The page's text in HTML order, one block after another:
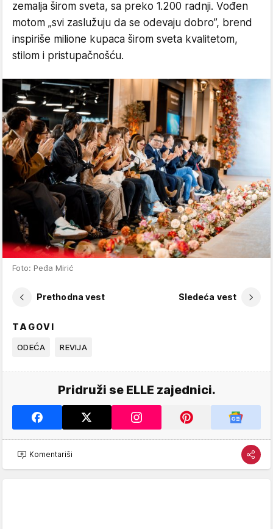
zemalja širom sveta, sa preko 1.200 radnji. Vođen
motom „svi zaslužuju da se odevaju dobro”, brend
inspiriše milione kupaca širom sveta kvalitetom,
stilom i pristupačnošću.
Foto: Peđa Mirić
Prethodna vest Sledeća vest
TAGOVI
ODEĆA REVIJA
Pridruži se ELLE zajednici.
Komentariši